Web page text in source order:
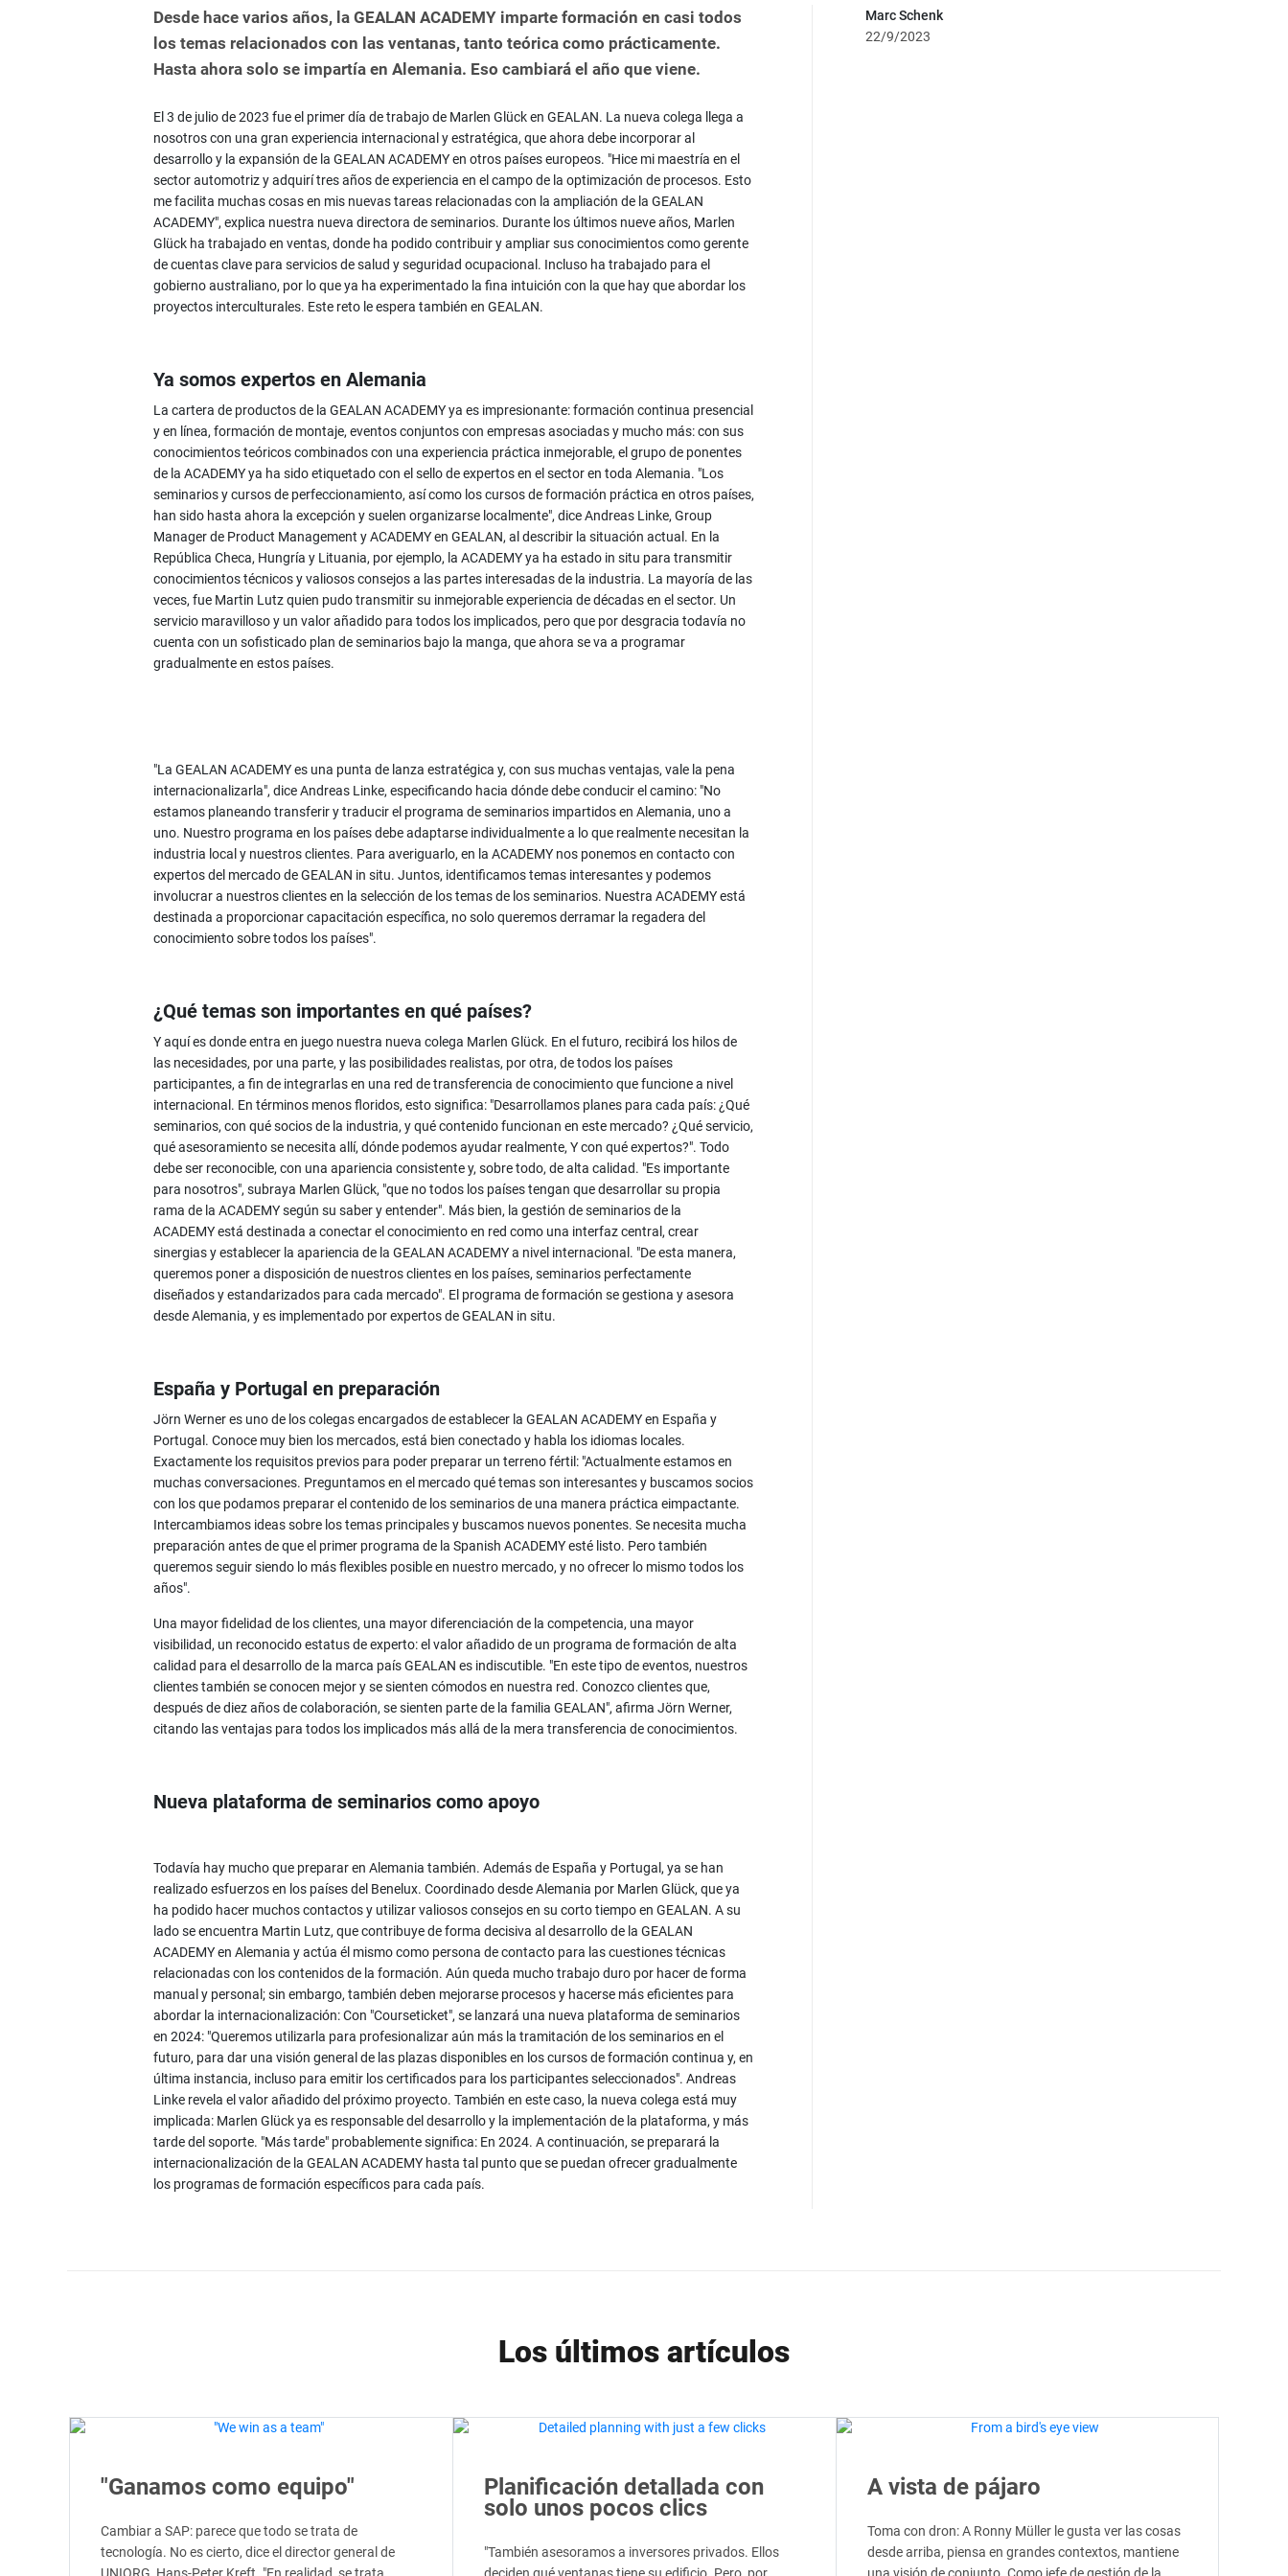
Desde hace varios años, la GEALAN ACADEMY imparte formación en casi todos
los temas relacionados con las ventanas, tanto teórica como prácticamente.
Hasta ahora solo se impartía en Alemania. Eso cambiará el año que viene.
El 3 de julio de 2023 fue el primer día de trabajo de Marlen Glück en GEALAN. La nueva colega llega a
nosotros con una gran experiencia internacional y estratégica, que ahora debe incorporar al
desarrollo y la expansión de la GEALAN ACADEMY en otros países europeos. "Hice mi maestría en el
sector automotriz y adquirí tres años de experiencia en el campo de la optimización de procesos. Esto
me facilita muchas cosas en mis nuevas tareas relacionadas con la ampliación de la GEALAN
ACADEMY", explica nuestra nueva directora de seminarios. Durante los últimos nueve años, Marlen
Glück ha trabajado en ventas, donde ha podido contribuir y ampliar sus conocimientos como gerente
de cuentas clave para servicios de salud y seguridad ocupacional. Incluso ha trabajado para el
gobierno australiano, por lo que ya ha experimentado la fina intuición con la que hay que abordar los
proyectos interculturales. Este reto le espera también en GEALAN.
Ya somos expertos en Alemania
La cartera de productos de la GEALAN ACADEMY ya es impresionante: formación continua presencial
y en línea, formación de montaje, eventos conjuntos con empresas asociadas y mucho más: con sus
conocimientos teóricos combinados con una experiencia práctica inmejorable, el grupo de ponentes
de la ACADEMY ya ha sido etiquetado con el sello de expertos en el sector en toda Alemania. "Los
seminarios y cursos de perfeccionamiento, así como los cursos de formación práctica en otros países,
han sido hasta ahora la excepción y suelen organizarse localmente", dice Andreas Linke, Group
Manager de Product Management y ACADEMY en GEALAN, al describir la situación actual. En la
República Checa, Hungría y Lituania, por ejemplo, la ACADEMY ya ha estado in situ para transmitir
conocimientos técnicos y valiosos consejos a las partes interesadas de la industria. La mayoría de las
veces, fue Martin Lutz quien pudo transmitir su inmejorable experiencia de décadas en el sector. Un
servicio maravilloso y un valor añadido para todos los implicados, pero que por desgracia todavía no
cuenta con un sofisticado plan de seminarios bajo la manga, que ahora se va a programar
gradualmente en estos países.
"La GEALAN ACADEMY es una punta de lanza estratégica y, con sus muchas ventajas, vale la pena
internacionalizarla", dice Andreas Linke, especificando hacia dónde debe conducir el camino: "No
estamos planeando transferir y traducir el programa de seminarios impartidos en Alemania, uno a
uno. Nuestro programa en los países debe adaptarse individualmente a lo que realmente necesitan la
industria local y nuestros clientes. Para averiguarlo, en la ACADEMY nos ponemos en contacto con
expertos del mercado de GEALAN in situ. Juntos, identificamos temas interesantes y podemos
involucrar a nuestros clientes en la selección de los temas de los seminarios. Nuestra ACADEMY está
destinada a proporcionar capacitación específica, no solo queremos derramar la regadera del
conocimiento sobre todos los países".
¿Qué temas son importantes en qué países?
Y aquí es donde entra en juego nuestra nueva colega Marlen Glück. En el futuro, recibirá los hilos de
las necesidades, por una parte, y las posibilidades realistas, por otra, de todos los países
participantes, a fin de integrarlas en una red de transferencia de conocimiento que funcione a nivel
internacional. En términos menos floridos, esto significa: "Desarrollamos planes para cada país: ¿Qué
seminarios, con qué socios de la industria, y qué contenido funcionan en este mercado? ¿Qué servicio,
qué asesoramiento se necesita allí, dónde podemos ayudar realmente, Y con qué expertos?". Todo
debe ser reconocible, con una apariencia consistente y, sobre todo, de alta calidad. "Es importante
para nosotros", subraya Marlen Glück, "que no todos los países tengan que desarrollar su propia
rama de la ACADEMY según su saber y entender". Más bien, la gestión de seminarios de la
ACADEMY está destinada a conectar el conocimiento en red como una interfaz central, crear
sinergias y establecer la apariencia de la GEALAN ACADEMY a nivel internacional. "De esta manera,
queremos poner a disposición de nuestros clientes en los países, seminarios perfectamente
diseñados y estandarizados para cada mercado". El programa de formación se gestiona y asesora
desde Alemania, y es implementado por expertos de GEALAN in situ.
España y Portugal en preparación
Jörn Werner es uno de los colegas encargados de establecer la GEALAN ACADEMY en España y
Portugal. Conoce muy bien los mercados, está bien conectado y habla los idiomas locales.
Exactamente los requisitos previos para poder preparar un terreno fértil: "Actualmente estamos en
muchas conversaciones. Preguntamos en el mercado qué temas son interesantes y buscamos socios
con los que podamos preparar el contenido de los seminarios de una manera práctica eimpactante.
Intercambiamos ideas sobre los temas principales y buscamos nuevos ponentes. Se necesita mucha
preparación antes de que el primer programa de la Spanish ACADEMY esté listo. Pero también
queremos seguir siendo lo más flexibles posible en nuestro mercado, y no ofrecer lo mismo todos los
años".
Una mayor fidelidad de los clientes, una mayor diferenciación de la competencia, una mayor
visibilidad, un reconocido estatus de experto: el valor añadido de un programa de formación de alta
calidad para el desarrollo de la marca país GEALAN es indiscutible. "En este tipo de eventos, nuestros
clientes también se conocen mejor y se sienten cómodos en nuestra red. Conozco clientes que,
después de diez años de colaboración, se sienten parte de la familia GEALAN", afirma Jörn Werner,
citando las ventajas para todos los implicados más allá de la mera transferencia de conocimientos.
Nueva plataforma de seminarios como apoyo
Todavía hay mucho que preparar en Alemania también. Además de España y Portugal, ya se han
realizado esfuerzos en los países del Benelux. Coordinado desde Alemania por Marlen Glück, que ya
ha podido hacer muchos contactos y utilizar valiosos consejos en su corto tiempo en GEALAN. A su
lado se encuentra Martin Lutz, que contribuye de forma decisiva al desarrollo de la GEALAN
ACADEMY en Alemania y actúa él mismo como persona de contacto para las cuestiones técnicas
relacionadas con los contenidos de la formación. Aún queda mucho trabajo duro por hacer de forma
manual y personal; sin embargo, también deben mejorarse procesos y hacerse más eficientes para
abordar la internacionalización: Con "Courseticket", se lanzará una nueva plataforma de seminarios
en 2024: "Queremos utilizarla para profesionalizar aún más la tramitación de los seminarios en el
futuro, para dar una visión general de las plazas disponibles en los cursos de formación continua y, en
última instancia, incluso para emitir los certificados para los participantes seleccionados". Andreas
Linke revela el valor añadido del próximo proyecto. También en este caso, la nueva colega está muy
implicada: Marlen Glück ya es responsable del desarrollo y la implementación de la plataforma, y más
tarde del soporte. "Más tarde" probablemente significa: En 2024. A continuación, se preparará la
internacionalización de la GEALAN ACADEMY hasta tal punto que se puedan ofrecer gradualmente
los programas de formación específicos para cada país.
Marc Schenk
22/9/2023
Los últimos artículos
"Ganamos como equipo"
Cambiar a SAP: parece que todo se trata de
tecnología. No es cierto, dice el director general de
Planificación detallada con
solo unos pocos clics
"También asesoramos a inversores privados. Ellos
A vista de pájaro
Toma con dron: A Ronny Müller le gusta ver las cosas
desde arriba, piensa en grandes contextos, mantiene